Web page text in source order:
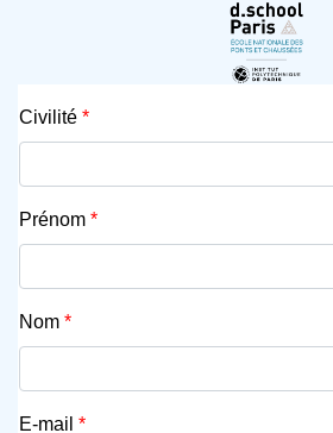
Civilité *
Prénom *
Nom *
E-mail *